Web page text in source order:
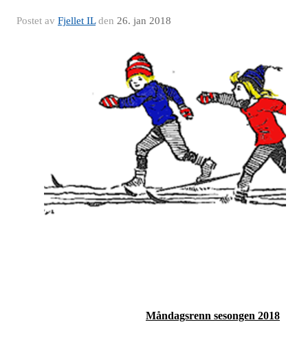
Postet av Fjellet ILden 26. jan 2018
Måndagsrenn sesongen 2018